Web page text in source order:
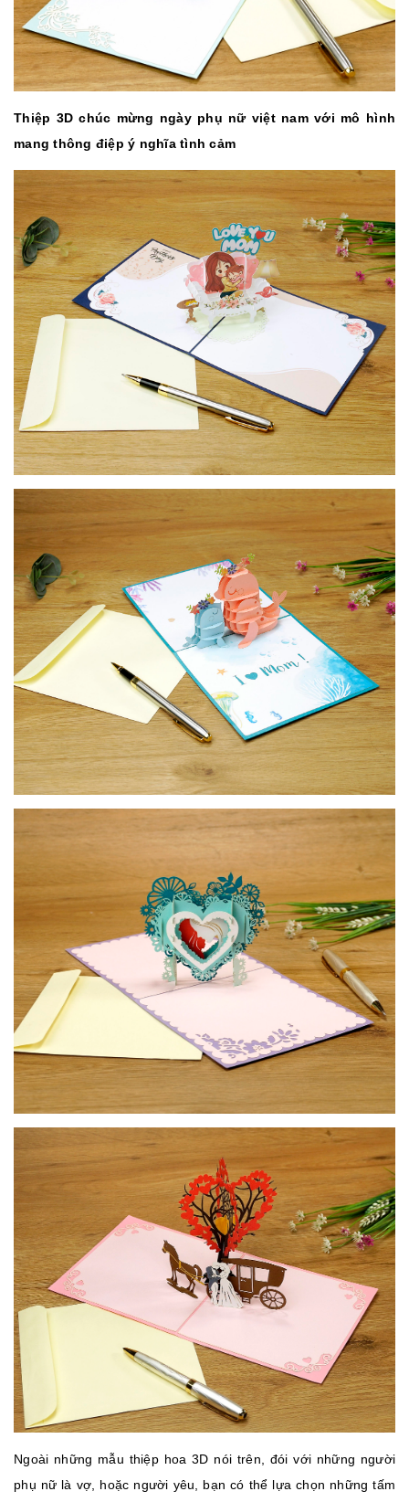
Thiệp 3D chúc mừng ngày phụ nữ việt nam với mô hình
mang thông điệp ý nghĩa tình cảm
Ngoài những mẫu thiệp hoa 3D nói trên, đói với những người
phụ nữ là vợ, hoặc người yêu, bạn có thể lựa chọn những tấm